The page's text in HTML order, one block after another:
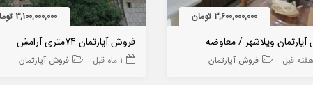
3,600,000,000 تومان
ویلاشهر / معاوضه
فروش آپارتمان
3,100,000,000 تومان
فروش آپارتمان 74متری آرامش
1 ماه قبل فروش آپارتمان